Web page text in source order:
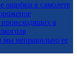
ошибки в самолете
происходящих в
мы неправильно ее